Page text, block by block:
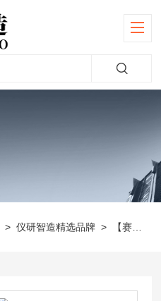
>仪研智造精选品牌 > 【赛多利斯】超纯水机